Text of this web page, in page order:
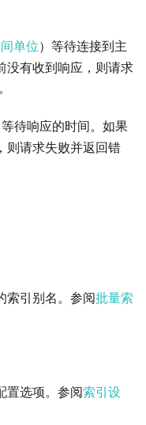
单位）等待连接到主
没有收到响应，则请求
。
等待响应的时间。如果
则请求失败并返回错
索引别名。参阅批量索
置选项。参阅索引设